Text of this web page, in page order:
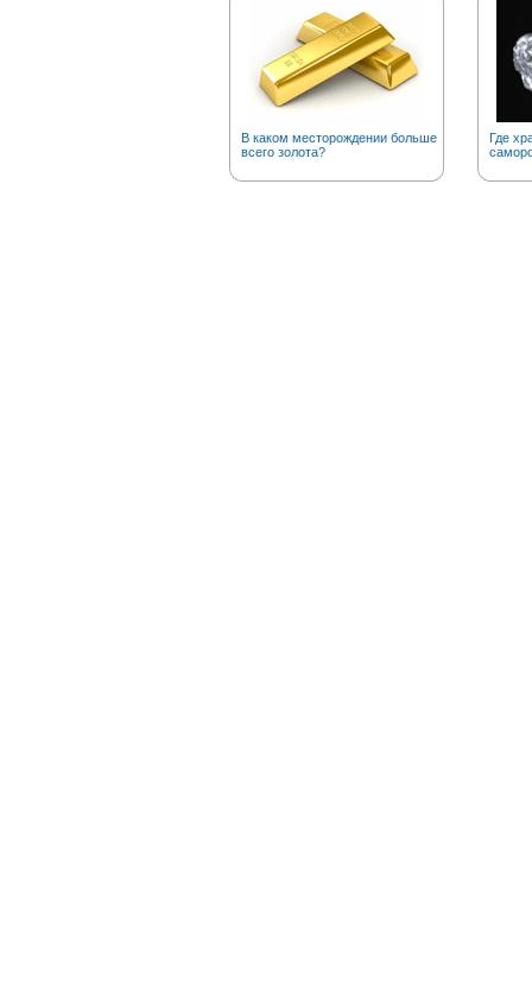
В каком месторождении больше
всего золота?
Где